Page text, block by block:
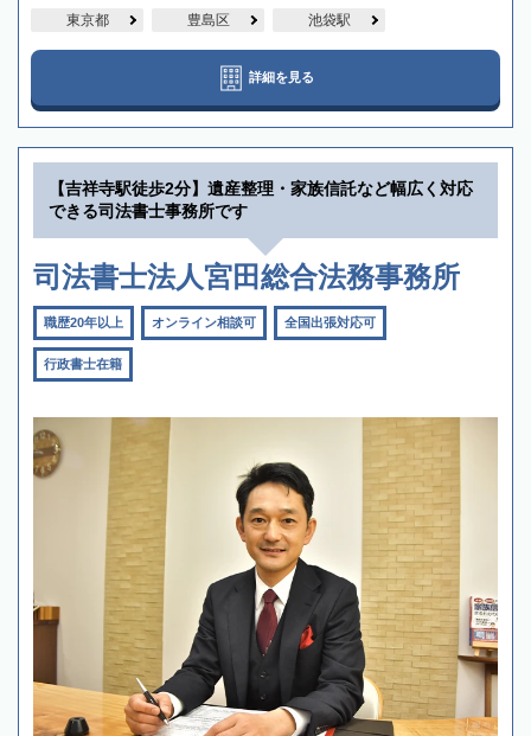
東京都 豊島区 池袋駅
詳細を見る
【吉祥寺駅徒歩2分】遺産整理・家族信託など幅広く対応
できる司法書士事務所です
司法書士法人宮田総合法務事務所
職歴20年以上 オンライン相談可 全国出張対応可
行政書士在籍